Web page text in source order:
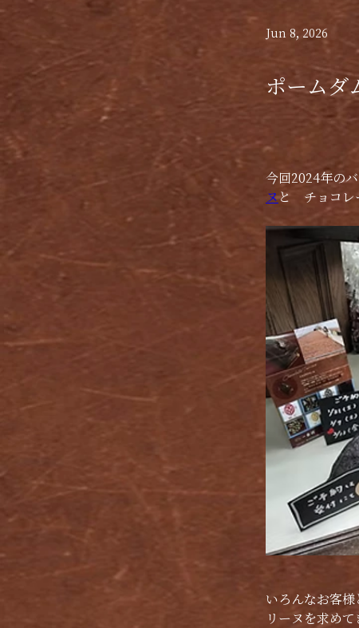
Jun 8, 2026
ポームダ
今回2024年の
ヌと　チョコレ
いろんなお客
リーヌを求め